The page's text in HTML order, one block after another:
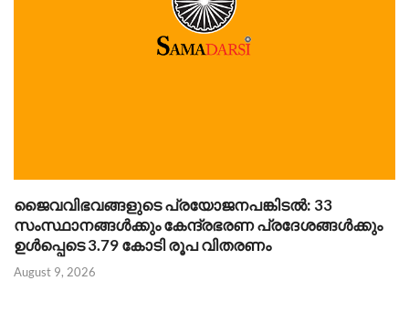
ജൈവവിഭവങ്ങളുടെ പ്രയോജനപങ്കിടൽ: 33
സംസ്ഥാനങ്ങൾക്കും കേന്ദ്രഭരണ പ്രദേശങ്ങൾക്കും
ഉൾപ്പെടെ 3.79 കോടി രൂപ വിതരണം
August 9, 2026